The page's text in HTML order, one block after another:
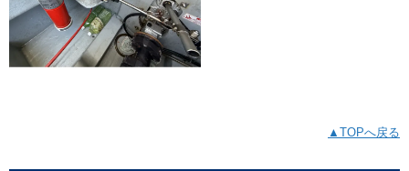
▲TOPへ戻る